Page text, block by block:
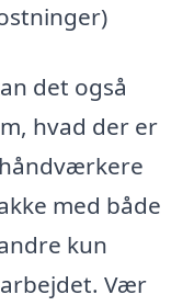
det også
hvad der er
med både
kun
Vær